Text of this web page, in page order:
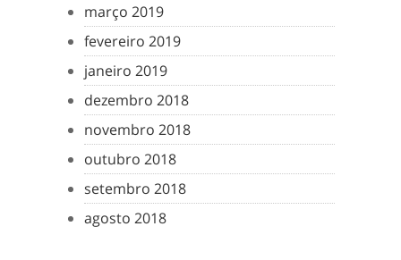
março 2019
fevereiro 2019
janeiro 2019
dezembro 2018
novembro 2018
outubro 2018
setembro 2018
agosto 2018